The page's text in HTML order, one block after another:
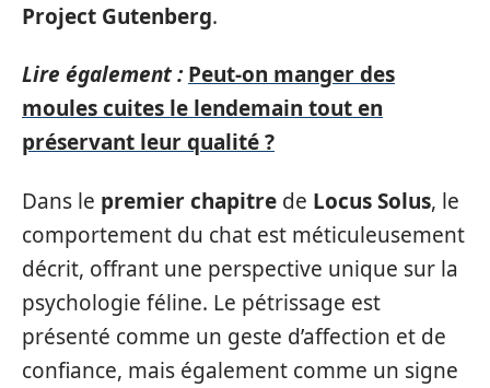
Project Gutenberg.
Lire également : Peut-on manger des
moules cuites le lendemain tout en
préservant leur qualité ?
Dans le premier chapitre de Locus Solus, le
comportement du chat est méticuleusement
décrit, offrant une perspective unique sur la
psychologie féline. Le pétrissage est
présenté comme un geste d’affection et de
confiance, mais également comme un signe